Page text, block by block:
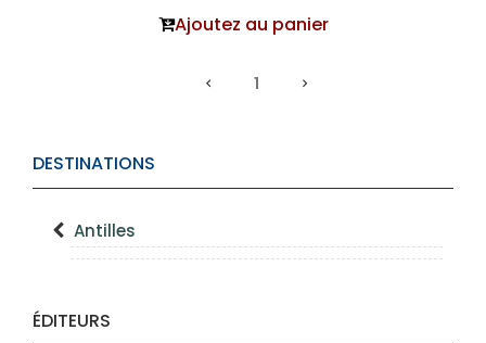
DESTINATIONS
Antilles
ÉDITEURS
Ajoutez au panier
1